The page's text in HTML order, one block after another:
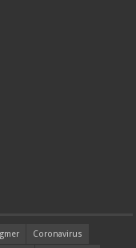
Coronavirus